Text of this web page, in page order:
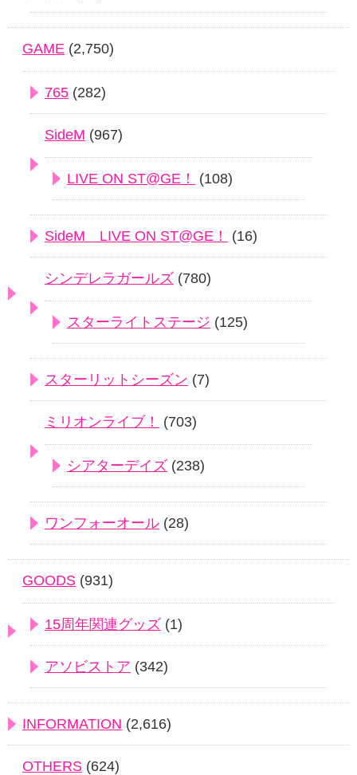
GAME (2,750)
765 (282)
SideM (967)
LIVE ON ST@GE！ (108)
SideM LIVE ON ST@GE！ (16)
シンデレラガールズ (780)
スターライトステージ (125)
スターリットシーズン (7)
ミリオンライブ！ (703)
シアターデイズ (238)
ワンフォーオール (28)
GOODS (931)
15周年関連グッズ (1)
アソビストア (342)
INFORMATION (2,616)
OTHERS (624)